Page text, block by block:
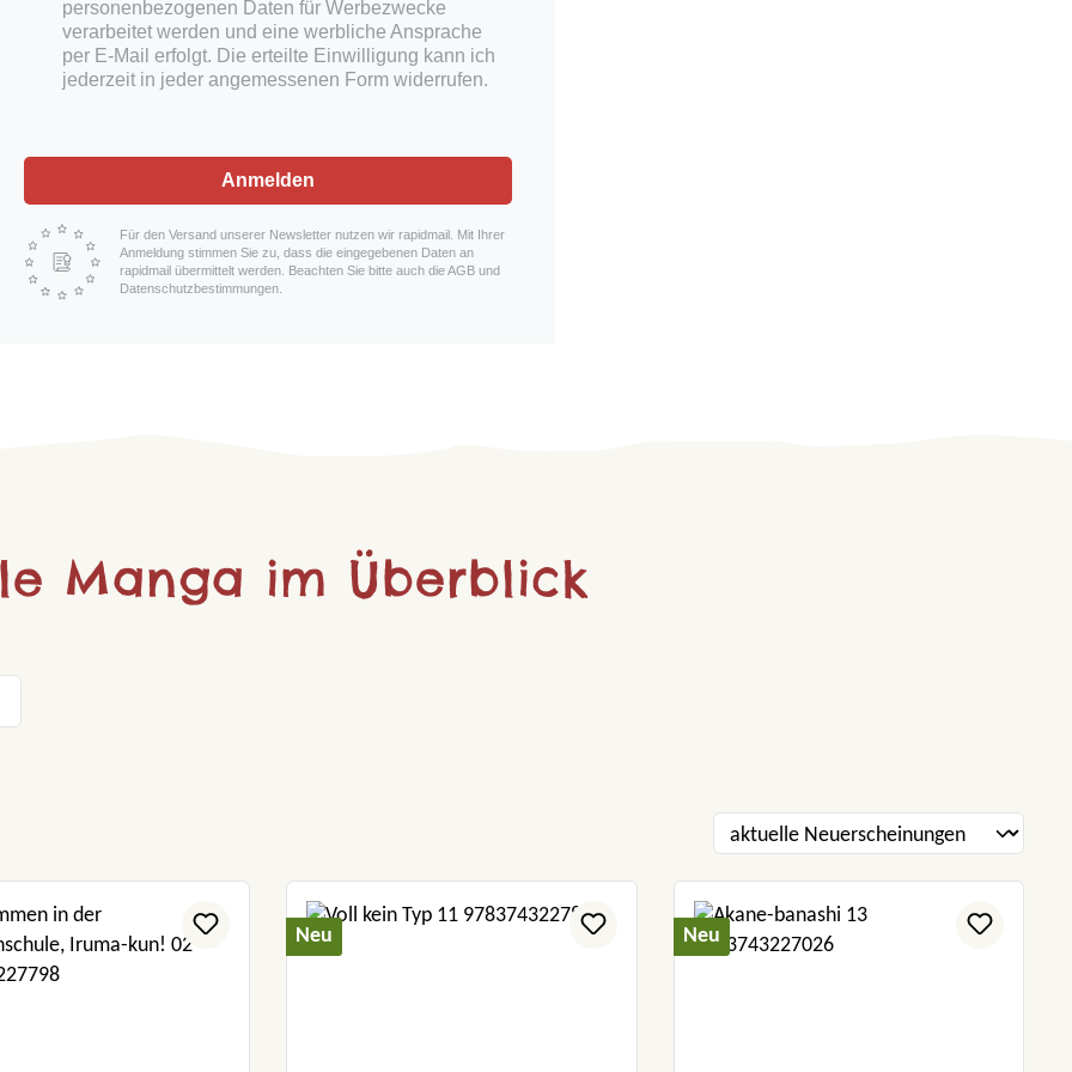
personenbezogenen Daten für Werbezwecke
verarbeitet werden und eine werbliche Ansprache
per E-Mail erfolgt. Die erteilte Einwilligung kann ich
jederzeit in jeder angemessenen Form widerrufen.
Anmelden
Für den Versand unserer Newsletter nutzen wir rapidmail. Mit Ihrer
Anmeldung stimmen Sie zu, dass die eingegebenen Daten an
rapidmail übermittelt werden. Beachten Sie bitte auch die AGB und
Datenschutzbestimmungen.
Manga im Überblick
Neu Neu